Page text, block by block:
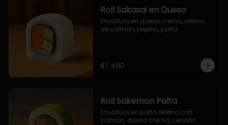
Roll Sakasai en Queso
Envoltura en queso crema, relleno
de salmón, pepino, palta.
$7.490
Roll Sakemon Palta
Envoltura en palta relleno con
salmon, queso crema, cebollin.